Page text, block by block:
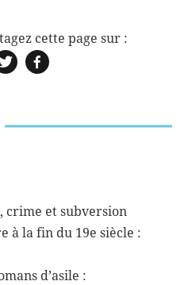
crime et subversion
à la fin du 19e siècle :
d’asile :